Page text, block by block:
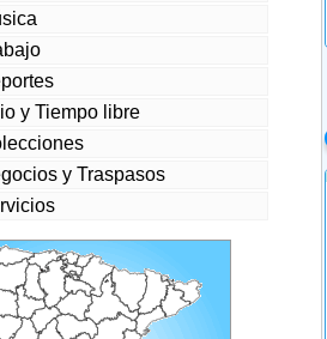
y Tiempo libre
y Traspasos